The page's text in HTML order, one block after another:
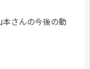
さんの今後の動